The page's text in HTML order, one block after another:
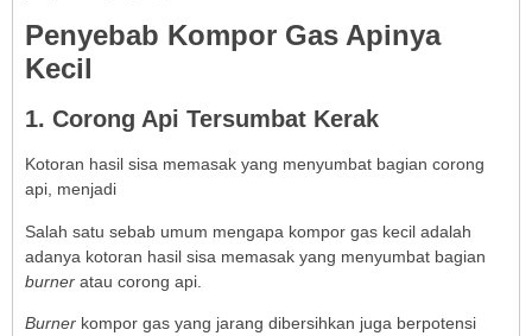
Penyebab Kompor Gas Apinya
Kecil
1. Corong Api Tersumbat Kerak
Kotoran hasil sisa memasak yang menyumbat bagian corong
api, menjadi
Salah satu sebab umum mengapa kompor gas kecil adalah
adanya kotoran hasil sisa memasak yang menyumbat bagian
burner atau corong api.
Burner kompor gas yang jarang dibersihkan juga berpotensi